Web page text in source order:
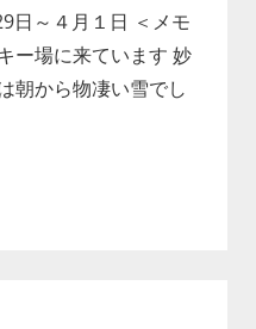
日～４月１日 ＜メモ
ー場に来ています 妙
朝から物凄い雪でし